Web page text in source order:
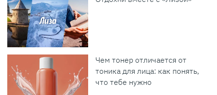
Чем тонер отличается от
тоника для лица: как понять,
что тебе нужно